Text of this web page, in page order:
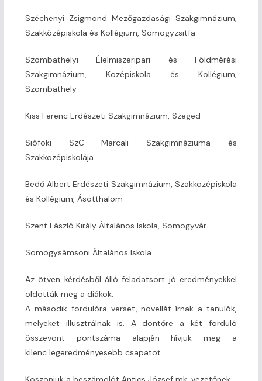
Széchenyi Zsigmond Mezőgazdasági Szakgimnázium,
Szakközépiskola és Kollégium, Somogyzsitfa
Szombathelyi Élelmiszeripari és Földmérési
Szakgimnázium, Középiskola és Kollégium,
Szombathely
Kiss Ferenc Erdészeti Szakgimnázium, Szeged
Siófoki SzC Marcali Szakgimnáziuma és
Szakközépiskolája
Bedő Albert Erdészeti Szakgimnázium, Szakközépiskola
és Kollégium, Ásotthalom
Szent László Király Általános Iskola, Somogyvár
Somogysámsoni Általános Iskola
Az ötven kérdésből álló feladatsort jó eredményekkel
oldották meg a diákok.
A második fordulóra verset, novellát írnak a tanulók,
melyeket illusztrálnak is. A döntőre a két forduló
összevont pontszáma alapján hívjuk meg a
kilenc legeredményesebb csapatot.